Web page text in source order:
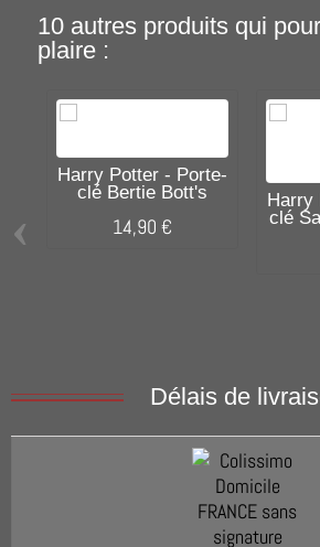
10 autres produits qui
plaire :
Harry Potter - Porte-
clé Bertie Bott's
14,90 €
Harry
clé
‹
Délais de